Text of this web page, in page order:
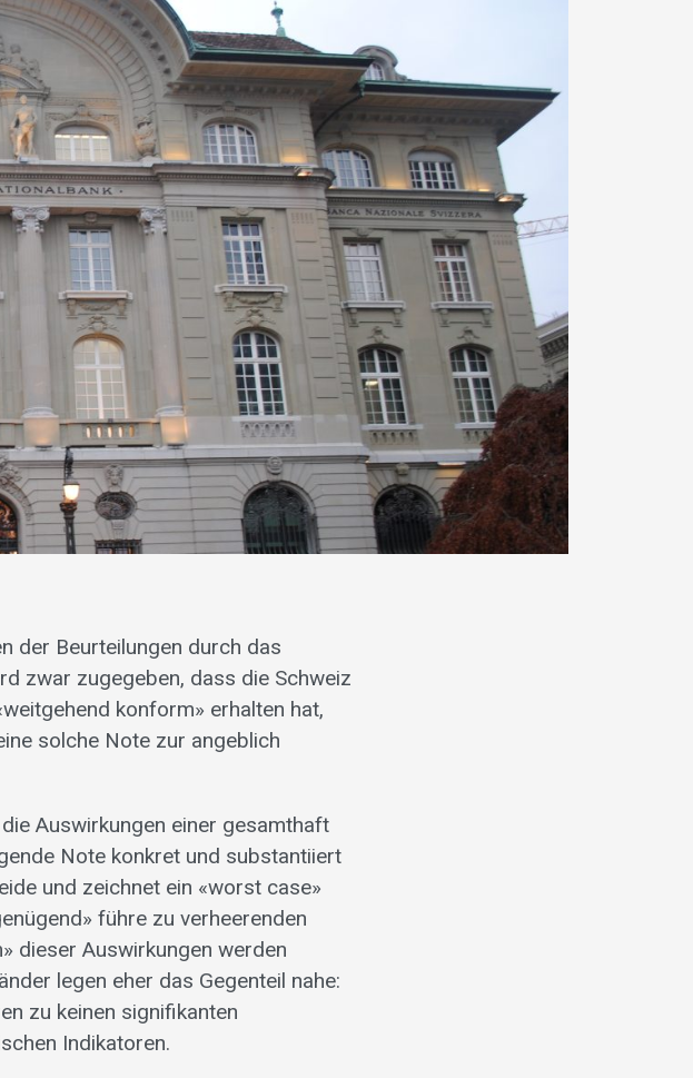
der Beurteilungen durch das
zwar zugegeben, dass die Schweiz
konform» erhalten hat,
solche Note zur angeblich
Auswirkungen einer gesamthaft
Note konkret und substantiiert
und zeichnet ein «worst case»
führe zu verheerenden
dieser Auswirkungen werden
legen eher das Gegenteil nahe:
zu keinen signifikanten
Indikatoren.